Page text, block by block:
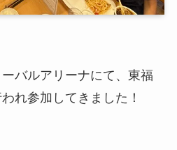
バルアリーナにて、東福
れ参加してきました！